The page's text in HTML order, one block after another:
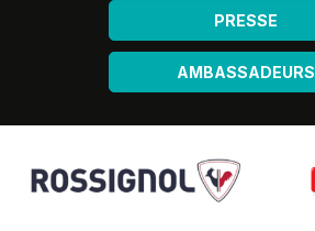
PRESSE
AMBASSADEURS